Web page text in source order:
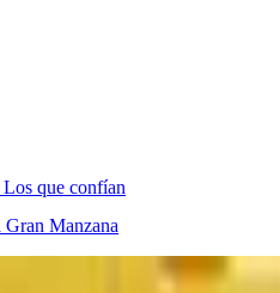
Los que confían
Manzana